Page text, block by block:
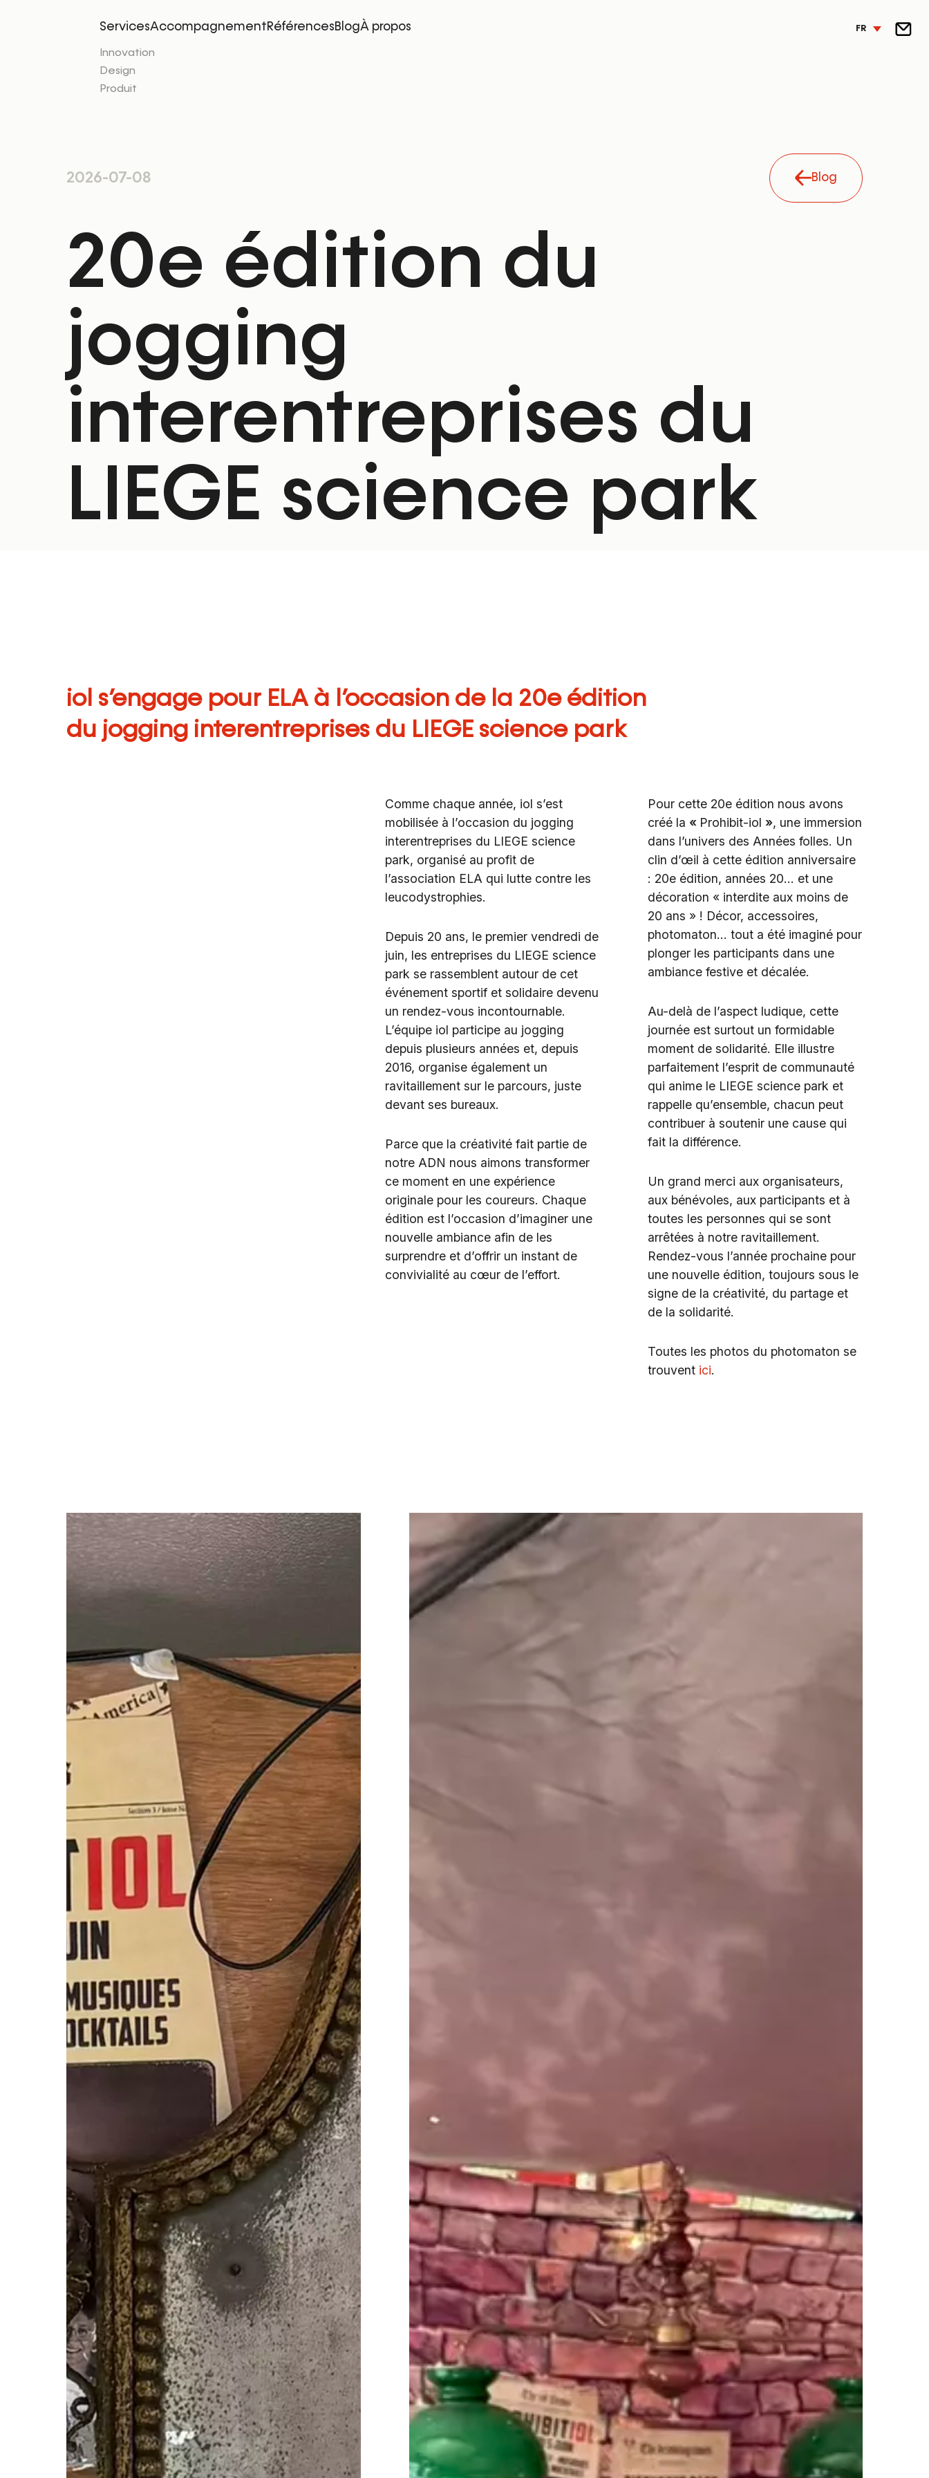
Services
Innovation
Design
Produit
AccompagnementRéférencesBlogÀ propos FR
2026-07-08 Blog
20e édition du
jogging
interentreprises du
LIEGE science park
iol s’engage pour ELA à l’occasion de la 20e édition
du jogging interentreprises du LIEGE science park
Comme chaque année, iol s’est
mobilisée à l’occasion du jogging
interentreprises du LIEGE science
park, organisé au profit de
l’association ELA qui lutte contre les
leucodystrophies.
Depuis 20 ans, le premier vendredi de
juin, les entreprises du LIEGE science
park se rassemblent autour de cet
événement sportif et solidaire devenu
un rendez-vous incontournable.
L’équipe iol participe au jogging
depuis plusieurs années et, depuis
2016, organise également un
ravitaillement sur le parcours, juste
devant ses bureaux.
Parce que la créativité fait partie de
notre ADN nous aimons transformer
ce moment en une expérience
originale pour les coureurs. Chaque
édition est l’occasion d’imaginer une
nouvelle ambiance afin de les
surprendre et d’offrir un instant de
convivialité au cœur de l’effort.
Pour cette 20e édition nous avons
créé la « Prohibit-iol », une immersion
dans l’univers des Années folles. Un
clin d’œil à cette édition anniversaire
: 20e édition, années 20… et une
décoration « interdite aux moins de
20 ans » ! Décor, accessoires,
photomaton… tout a été imaginé pour
plonger les participants dans une
ambiance festive et décalée.
Au-delà de l’aspect ludique, cette
journée est surtout un formidable
moment de solidarité. Elle illustre
parfaitement l’esprit de communauté
qui anime le LIEGE science park et
rappelle qu’ensemble, chacun peut
contribuer à soutenir une cause qui
fait la différence.
Un grand merci aux organisateurs,
aux bénévoles, aux participants et à
toutes les personnes qui se sont
arrêtées à notre ravitaillement.
Rendez-vous l’année prochaine pour
une nouvelle édition, toujours sous le
signe de la créativité, du partage et
de la solidarité.
Toutes les photos du photomaton se
trouvent ici.